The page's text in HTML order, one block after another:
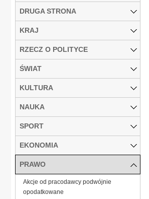
DRUGA STRONA
KRAJ
RZECZ O POLITYCE
ŚWIAT
KULTURA
NAUKA
SPORT
EKONOMIA
PRAWO
Akcje od pracodawcy podwójnie
opodatkowane